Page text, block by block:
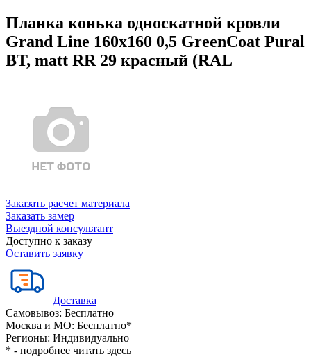
Планка конька односкатной кровли
Grand Line 160x160 0,5 GreenCoat Pural
BT, matt RR 29 красный (RAL
Заказать расчет материала
Заказать замер
Выездной консультант
Доступно к заказу
Оставить заявку
Доставка
Самовывоз: Бесплатно
Москва и МО: Бесплатно*
Регионы: Индивидуально
* - подробнее читать здесь